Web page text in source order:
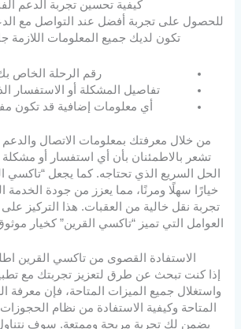
كيفية تحسين تجربة الدعم
للحصول على تجربة أفضل عند التواصل مع
تكون لديك جميع المعلومات اللازمة
رقم الرحلة الخاص
تفاصيل المشكلة أو الاستفسار
أي معلومات إضافية قد تكون
من خلال معرفتك بمعلومات الاتصال والدعم
تشعر بالاطمئنان بأن أي استفسار أو مشكلة
الحل السريع الذي تحتاجه. كما يجعل “تاكسي
خيارًا سهلًا ومرنًا، مما يعزز من جودة
تجربة نقل خالية من العقبات. هذا التركيز
العوامل التي تميز “تاكسي القرين” كخيار
الاستفادة القصوى من تاكسي القرين اطلبنا
إذا كنت تبحث عن طرق لتعزيز تجربتك مع
واستغلال جميع الميزات المتاحة، فإن
المتاحة وكيفية الاستفادة من نظام
يضمن لك تجربة مريحة وممتعة. سوف